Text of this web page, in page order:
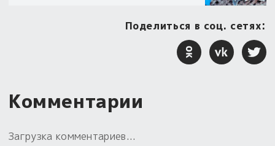
Поделиться в соц. сетях:
Комментарии
Загрузка комментариев...